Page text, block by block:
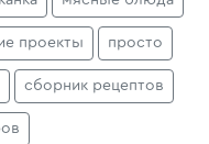
проекты просто
сборник рецептов